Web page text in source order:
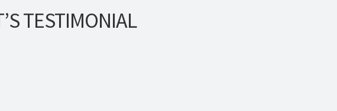
TESTIMONIAL